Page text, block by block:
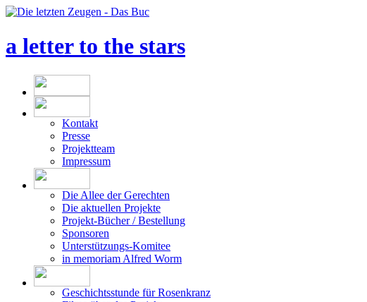
a letter to the stars
Presse
Projektteam
Impressum
Die aktuellen Projekte
Projekt-Bücher / Bestellung
Sponsoren
Unterstützungs-Komitee
in memoriam Alfred Worm
Filme über das Projekt